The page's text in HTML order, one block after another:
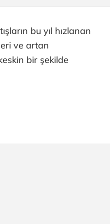
bu yıl hızlanan
ve artan
bir şekilde